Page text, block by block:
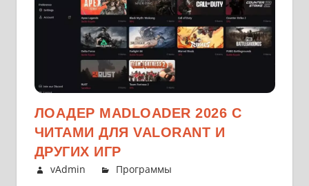
ЛОАДЕР MADLOADER 2026 С
ЧИТАМИ ДЛЯ VALORANT И
ДРУГИХ ИГР
vAdmin Программы